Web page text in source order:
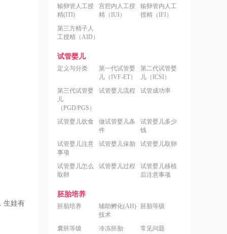
生娃有
输卵管人工授
精(ITI)
宫腔内人工授
精（IUI）
输卵管内人工
授精（IFI）
第三方精子人
工授精（AID）
试管婴儿
定义与分类
第一代试管婴
儿（IVF-ET）
第二代试管婴
儿（ICSI）
第三代试管婴
儿
（PGD/PGS）
试管婴儿流程 试管成功率
试管婴儿饮食
做试管婴儿条
件
试管婴儿多少
钱
试管婴儿注意
事项
试管婴儿保胎 试管婴儿取卵
试管婴儿怎么
取卵
试管婴儿过程
试管婴儿移植
后注意事项
胚胎培养
胚胎培养
辅助孵化(AH)
技术
胚胎等级
囊胚等级 冷冻胚胎 常见问题